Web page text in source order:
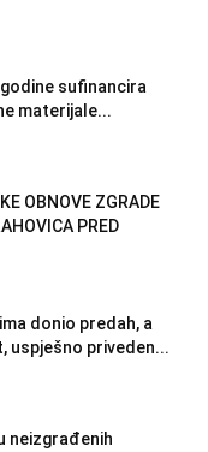
sufinancira
materijale...
OBNOVE ZGRADE
PRED
donio predah, a
uspješno priveden...
neizgrađenih